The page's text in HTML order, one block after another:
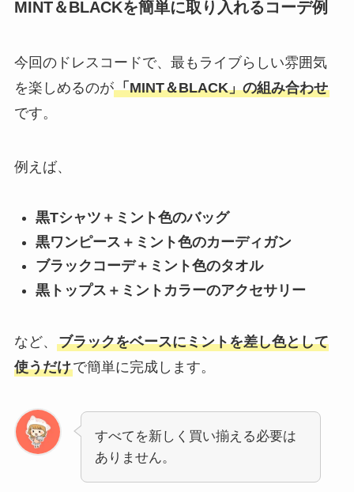
MINT＆BLACKを簡単に取り入れるコーデ例
今回のドレスコードで、最もライブらしい雰囲気
を楽しめるのが「MINT＆BLACK」の組み合わせ
です。
例えば、
黒Tシャツ＋ミント色のバッグ
黒ワンピース＋ミント色のカーディガン
ブラックコーデ＋ミント色のタオル
黒トップス＋ミントカラーのアクセサリー
など、 ブラックをベースにミントを差し色として
使うだけで簡単に完成します。
すべてを新しく買い揃える必要は
ありません。